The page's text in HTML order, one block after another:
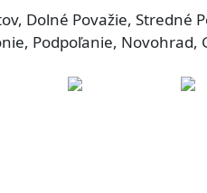
Dolné Považie, Stredné
Podpoľanie, Novohrad,